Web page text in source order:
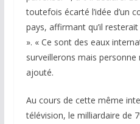
toutefois écarté l’idée d’un
pays, affirmant qu’il
». « Ce sont des eaux
surveillerons mais
ajouté.
Au cours de cette même
télévision, le milliardaire de